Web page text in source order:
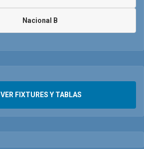
Nacional B
VER FIXTURES Y TABLAS